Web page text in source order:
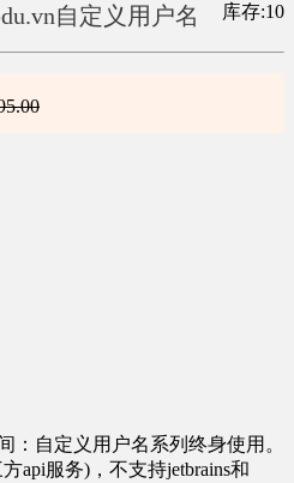
自定义用户名 库存:10
：自定义用户名系列终身使用。
api服务)，不支持jetbrains和